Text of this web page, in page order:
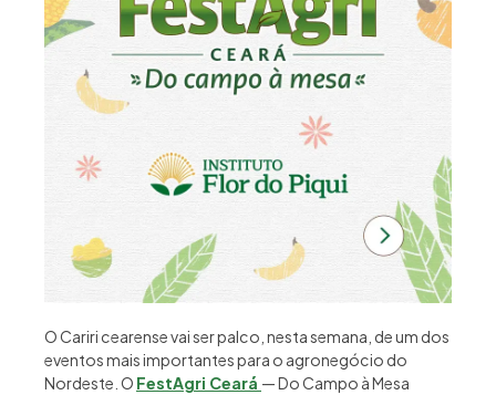
O Cariri cearense vai ser palco, nesta semana, de um dos
eventos mais importantes para o agronegócio do
Nordeste. O FestAgri Ceará — Do Campo à Mesa